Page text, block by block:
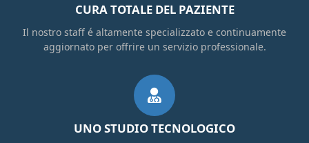
CURA TOTALE DEL PAZIENTE
Il nostro staff é altamente specializzato e continuamente
aggiornato per offrire un servizio professionale.
UNO STUDIO TECNOLOGICO